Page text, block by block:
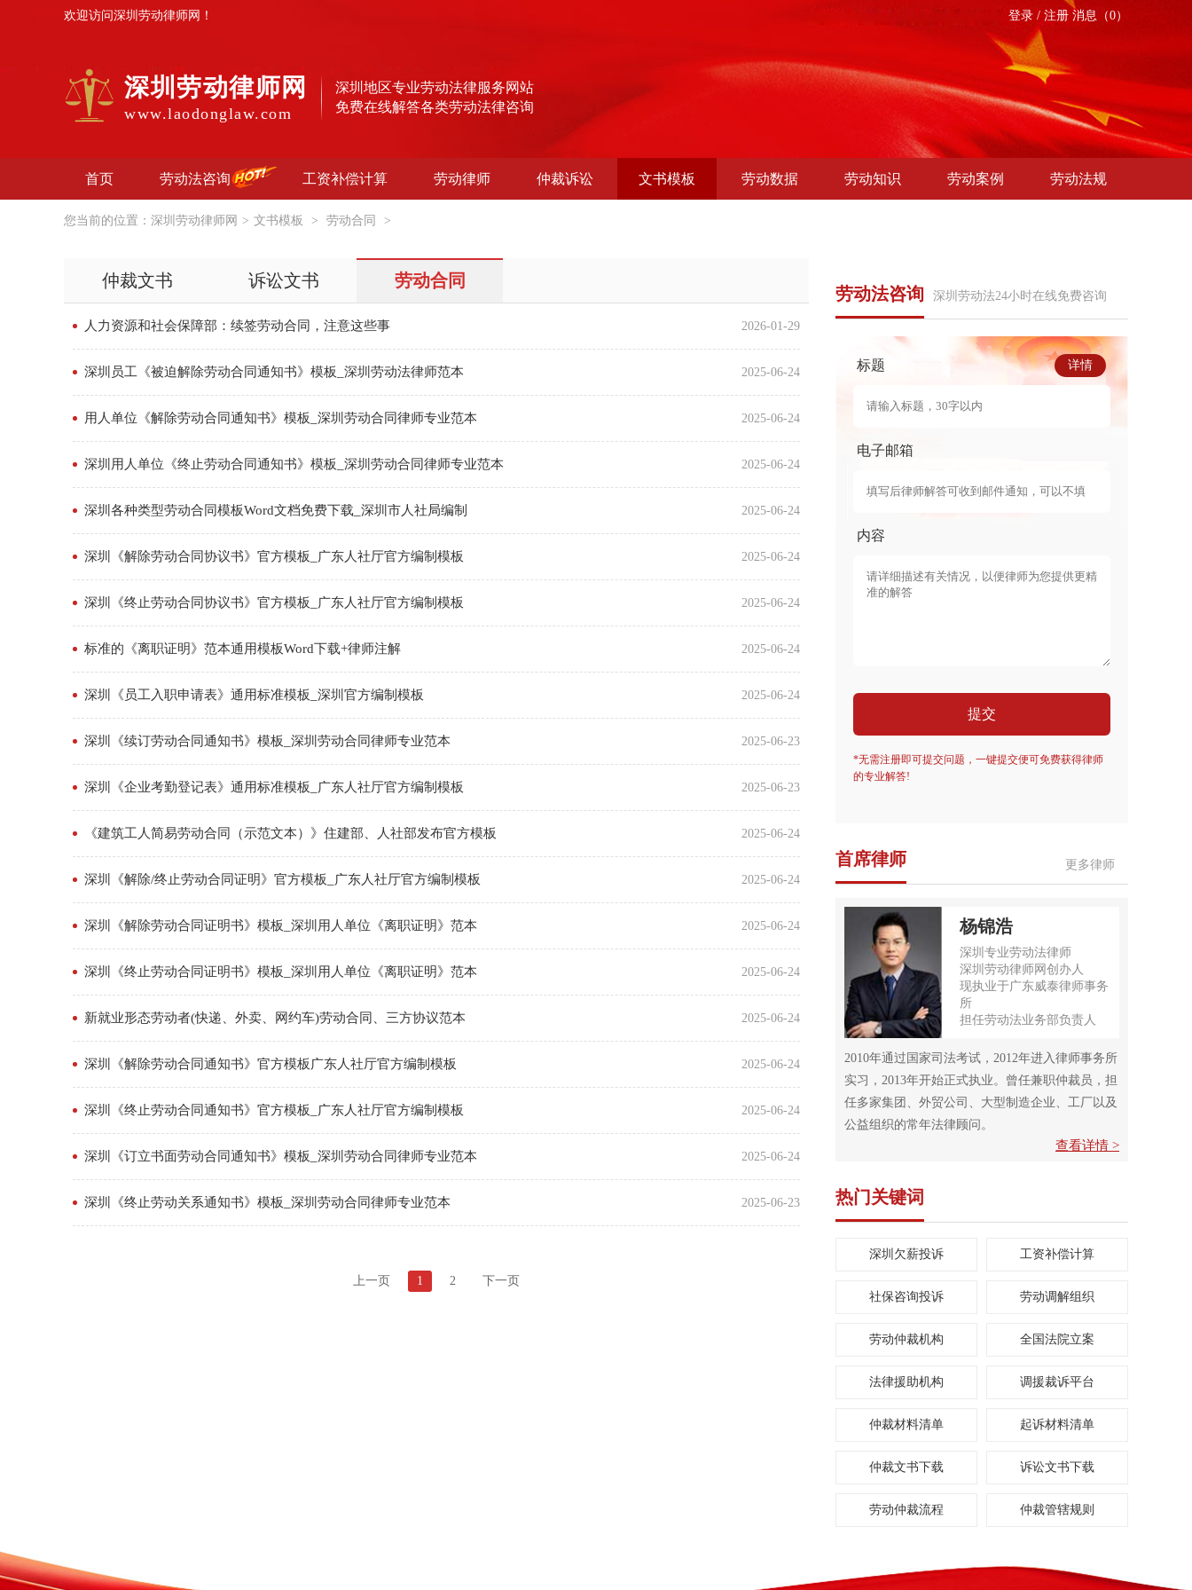
欢迎访问深圳劳动律师网！ 登录 / 注册 消息（0）
深圳劳动律师网
www.laodonglaw.com
深圳地区专业劳动法律服务网站
免费在线解答各类劳动法律咨询
首页 劳动法咨询 工资补偿计算 劳动律师 仲裁诉讼 文书模板 劳动数据 劳动知识 劳动案例 劳动法规
您当前的位置： 深圳劳动律师网 > 文书模板 > 劳动合同 >
仲裁文书 诉讼文书 劳动合同
人力资源和社会保障部：续签劳动合同，注意这些事 2026-01-29
深圳员工《被迫解除劳动合同通知书》模板_深圳劳动法律师范本 2025-06-24
用人单位《解除劳动合同通知书》模板_深圳劳动合同律师专业范本 2025-06-24
深圳用人单位《终止劳动合同通知书》模板_深圳劳动合同律师专业范本 2025-06-24
深圳各种类型劳动合同模板Word文档免费下载_深圳市人社局编制 2025-06-24
深圳《解除劳动合同协议书》官方模板_广东人社厅官方编制模板 2025-06-24
深圳《终止劳动合同协议书》官方模板_广东人社厅官方编制模板 2025-06-24
标准的《离职证明》范本通用模板Word下载+律师注解 2025-06-24
深圳《员工入职申请表》通用标准模板_深圳官方编制模板 2025-06-24
深圳《续订劳动合同通知书》模板_深圳劳动合同律师专业范本 2025-06-23
深圳《企业考勤登记表》通用标准模板_广东人社厅官方编制模板 2025-06-23
《建筑工人简易劳动合同（示范文本）》住建部、人社部发布官方模板 2025-06-24
深圳《解除/终止劳动合同证明》官方模板_广东人社厅官方编制模板 2025-06-24
深圳《解除劳动合同证明书》模板_深圳用人单位《离职证明》范本 2025-06-24
深圳《终止劳动合同证明书》模板_深圳用人单位《离职证明》范本 2025-06-24
新就业形态劳动者(快递、外卖、网约车)劳动合同、三方协议范本 2025-06-24
深圳《解除劳动合同通知书》官方模板广东人社厅官方编制模板 2025-06-24
深圳《终止劳动合同通知书》官方模板_广东人社厅官方编制模板 2025-06-24
深圳《订立书面劳动合同通知书》模板_深圳劳动合同律师专业范本 2025-06-24
深圳《终止劳动关系通知书》模板_深圳劳动合同律师专业范本 2025-06-23
上一页 1 2 下一页
劳动法咨询 深圳劳动法24小时在线免费咨询
详情
标题
电子邮箱
内容
提交
*无需注册即可提交问题，一键提交便可免费获得律师
的专业解答!
首席律师 更多律师
杨锦浩
深圳专业劳动法律师
深圳劳动律师网创办人
现执业于广东威泰律师事务
所
担任劳动法业务部负责人
2010年通过国家司法考试，2012年进入律师事务所
实习，2013年开始正式执业。曾任兼职仲裁员，担
任多家集团、外贸公司、大型制造企业、工厂以及
公益组织的常年法律顾问。
查看详情 >
热门关键词
深圳欠薪投诉 工资补偿计算
社保咨询投诉 劳动调解组织
劳动仲裁机构 全国法院立案
法律援助机构 调援裁诉平台
仲裁材料清单 起诉材料清单
仲裁文书下载 诉讼文书下载
劳动仲裁流程 仲裁管辖规则